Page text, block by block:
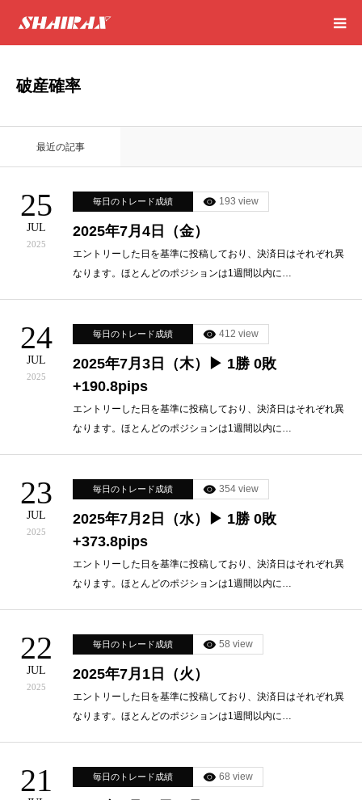
破産確率
最近の記事
25
JUL
2025
毎日のトレード成績 193 view
2025年7月4日（金）
エントリーした日を基準に投稿しており、決済日はそれぞれ異
なります。ほとんどのポジションは1週間以内に…
24
JUL
2025
毎日のトレード成績 412 view
2025年7月3日（木）▶ 1勝 0敗
+190.8pips
エントリーした日を基準に投稿しており、決済日はそれぞれ異
なります。ほとんどのポジションは1週間以内に…
23
JUL
2025
毎日のトレード成績 354 view
2025年7月2日（水）▶ 1勝 0敗
+373.8pips
エントリーした日を基準に投稿しており、決済日はそれぞれ異
なります。ほとんどのポジションは1週間以内に…
22
JUL
2025
毎日のトレード成績 58 view
2025年7月1日（火）
エントリーした日を基準に投稿しており、決済日はそれぞれ異
なります。ほとんどのポジションは1週間以内に…
21 毎日のトレード成績 68 view
CONSULTING
EXCEL SHEET
NEWS
CONTACT